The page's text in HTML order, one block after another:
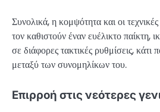
Συνολικά, η κομψότητα και οι
τον καθιστούν έναν ευέλικτο παίκτη,
σε διάφορες τακτικές ρυθμίσεις, κάτι
μεταξύ των συνομηλίκων του.
Επιρροή στις νεότερες